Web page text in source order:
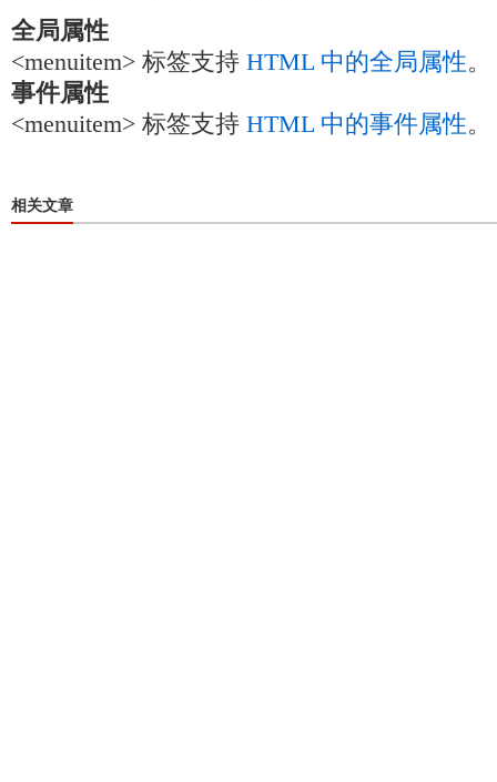
全局属性
<menuitem> 标签支持 HTML 中的全局属性。
事件属性
<menuitem> 标签支持 HTML 中的事件属性。
相关文章